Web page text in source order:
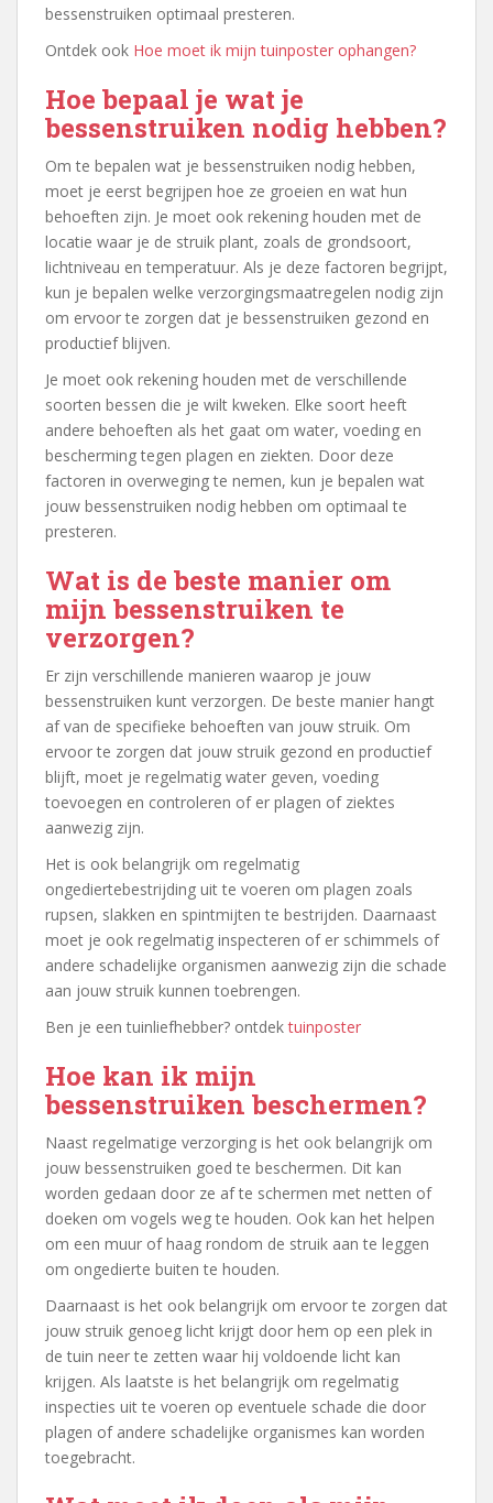
bessenstruiken optimaal presteren.
Ontdek ook Hoe moet ik mijn tuinposter ophangen?
Hoe bepaal je wat je
bessenstruiken nodig hebben?
Om te bepalen wat je bessenstruiken nodig hebben,
moet je eerst begrijpen hoe ze groeien en wat hun
behoeften zijn. Je moet ook rekening houden met de
locatie waar je de struik plant, zoals de grondsoort,
lichtniveau en temperatuur. Als je deze factoren begrijpt,
kun je bepalen welke verzorgingsmaatregelen nodig zijn
om ervoor te zorgen dat je bessenstruiken gezond en
productief blijven.
Je moet ook rekening houden met de verschillende
soorten bessen die je wilt kweken. Elke soort heeft
andere behoeften als het gaat om water, voeding en
bescherming tegen plagen en ziekten. Door deze
factoren in overweging te nemen, kun je bepalen wat
jouw bessenstruiken nodig hebben om optimaal te
presteren.
Wat is de beste manier om
mijn bessenstruiken te
verzorgen?
Er zijn verschillende manieren waarop je jouw
bessenstruiken kunt verzorgen. De beste manier hangt
af van de specifieke behoeften van jouw struik. Om
ervoor te zorgen dat jouw struik gezond en productief
blijft, moet je regelmatig water geven, voeding
toevoegen en controleren of er plagen of ziektes
aanwezig zijn.
Het is ook belangrijk om regelmatig
ongediertebestrijding uit te voeren om plagen zoals
rupsen, slakken en spintmijten te bestrijden. Daarnaast
moet je ook regelmatig inspecteren of er schimmels of
andere schadelijke organismen aanwezig zijn die schade
aan jouw struik kunnen toebrengen.
Ben je een tuinliefhebber? ontdektuinposter
Hoe kan ik mijn
bessenstruiken beschermen?
Naast regelmatige verzorging is het ook belangrijk om
jouw bessenstruiken goed te beschermen. Dit kan
worden gedaan door ze af te schermen met netten of
doeken om vogels weg te houden. Ook kan het helpen
om een muur of haag rondom de struik aan te leggen
om ongedierte buiten te houden.
Daarnaast is het ook belangrijk om ervoor te zorgen dat
jouw struik genoeg licht krijgt door hem op een plek in
de tuin neer te zetten waar hij voldoende licht kan
krijgen. Als laatste is het belangrijk om regelmatig
inspecties uit te voeren op eventuele schade die door
plagen of andere schadelijke organismes kan worden
toegebracht.